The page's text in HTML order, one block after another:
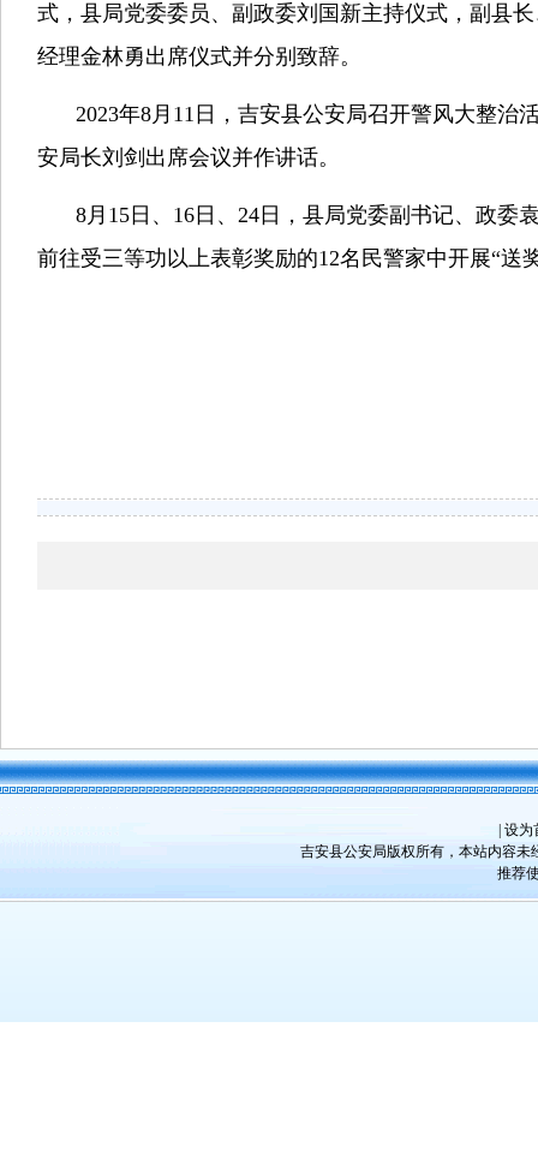
式，县局党委委员、副政委刘国新主持仪式，副县
经理金林勇出席仪式并分别致辞。
2023年8月 11 日，吉安县公安局召开警风大整治
安局长刘剑出席会议并作讲话。
8月 15 日、 16 日、 24 日，县局党委副书记、政委
前往受三等功以上表彰奖励的12名民警家中开展“送
设为
吉安县公安局版权所有，本站内容未
推荐